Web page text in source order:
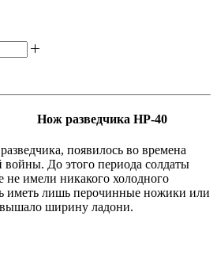
НР-40
появилось во времена
войны. До этого периода солдаты
не имели никакого холодного
иметь лишь перочинные ножики или
ширину ладони.